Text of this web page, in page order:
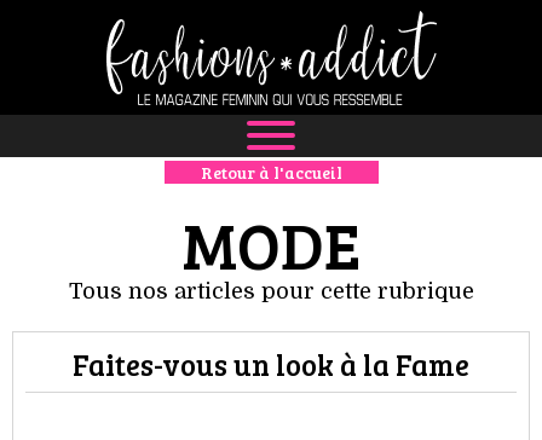
NEWS
MODE
LUXE
DÉFILÉS
Retour à l'accueil
MODE
Tous nos articles pour cette rubrique
Faites-vous un look à la Fame